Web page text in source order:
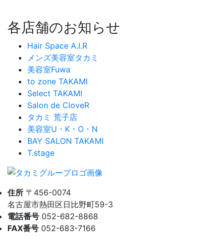
各店舗のお知らせ
Hair Space A.I.R
メンズ美容室タカミ
美容室Fuwa
to zone TAKAMI
Select TAKAMI
Salon de CloveR
タカミ 荒子店
美容室U・K・O・N
BAY SALON TAKAMI
T.stage
住所 〒456-0074
名古屋市熱田区日比野町59-3
電話番号 052-682-8868
FAX番号 052-683-7166